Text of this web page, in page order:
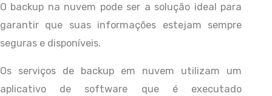
O backup na nuvem pode ser a solução ideal para
garantir que suas informações estejam sempre
seguras e disponíveis.
Os serviços de backup em nuvem utilizam um
aplicativo de software que é executado